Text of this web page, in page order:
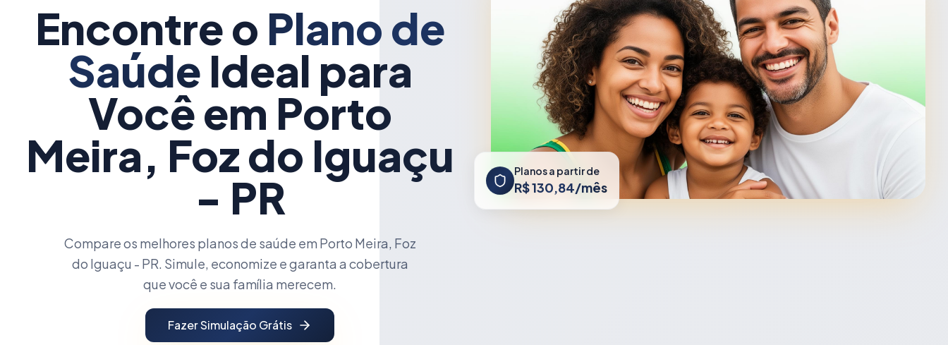
Encontre o Plano de
Saúde Ideal para
Vocêem Porto
Meira, Foz do Iguaçu
- PR
Compare os melhores planos de saúde em Porto Meira, Foz
do Iguaçu - PR. Simule, economize e garanta a cobertura
que você e sua família merecem.
Fazer Simulação Grátis
Planos a partir de
R$ 130,84/mês